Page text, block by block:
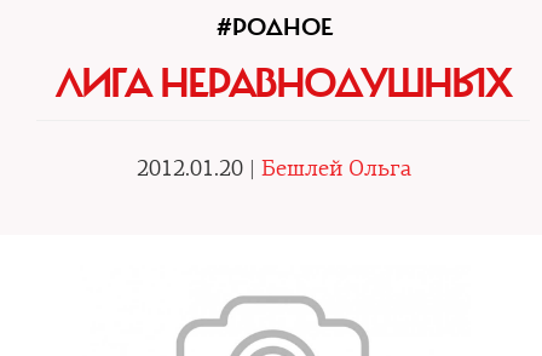
#РОДНОЕ
ЛИГА НЕРАВНОДУШНЫХ
2012.01.20 | Бешлей Ольга